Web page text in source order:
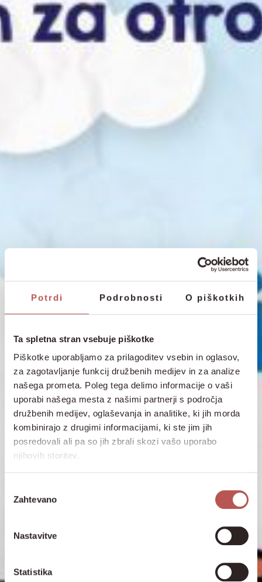
Potrdi Podrobnosti O piškotkih
Ta spletna stran vsebuje piškotke
Piškotke uporabljamo za prilagoditev vsebin in oglasov,
za zagotavljanje funkcij družbenih medijev in za analize
našega prometa. Poleg tega delimo informacije o vaši
uporabi našega mesta z našimi partnerji s področja
družbenih medijev, oglaševanja in analitike, ki jih morda
kombinirajo z drugimi informacijami, ki ste jim jih
posredovali ali pa so jih zbrali skozi vašo uporabo
njihovih storitev.
soglasja
Zahtevano
Nastavitve
Statistika